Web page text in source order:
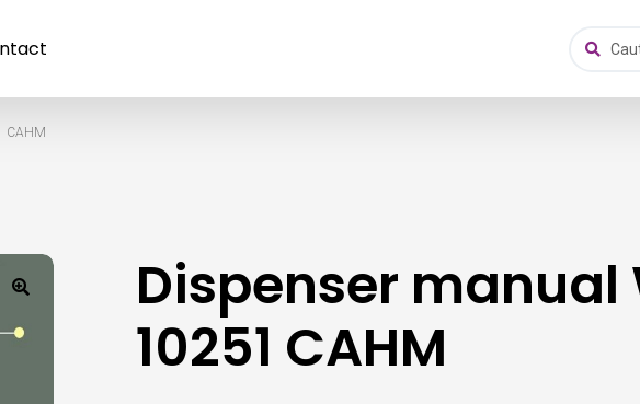
după:
Caută
CAHM
Dispenser manual
10251 CAHM